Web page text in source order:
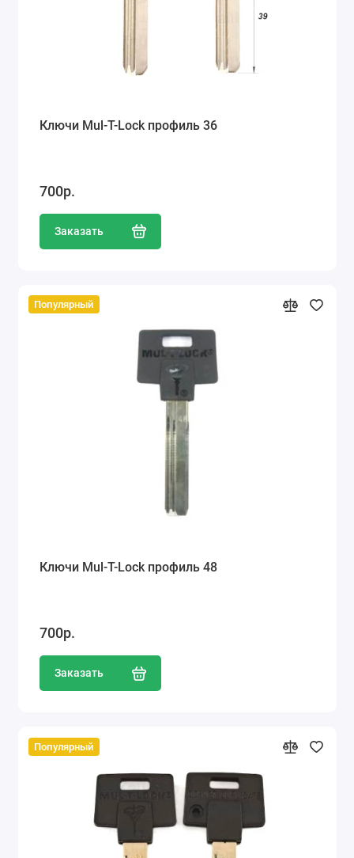
Ключи Mul-T-Lock профиль 36
700р.
Заказать
Популярный
Ключи Mul-T-Lock профиль 48
700р.
Заказать
Популярный